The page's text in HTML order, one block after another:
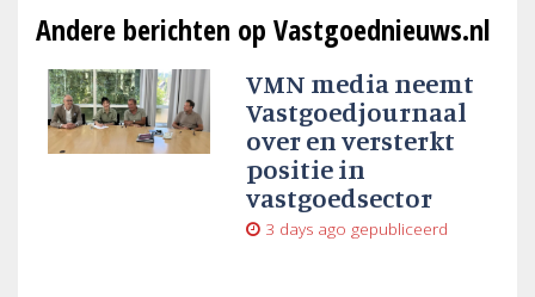
Andere berichten op Vastgoednieuws.nl
VMN media neemt
Vastgoedjournaal
over en versterkt
positie in
vastgoedsector
3 days ago gepubliceerd